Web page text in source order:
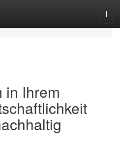
in Ihrem